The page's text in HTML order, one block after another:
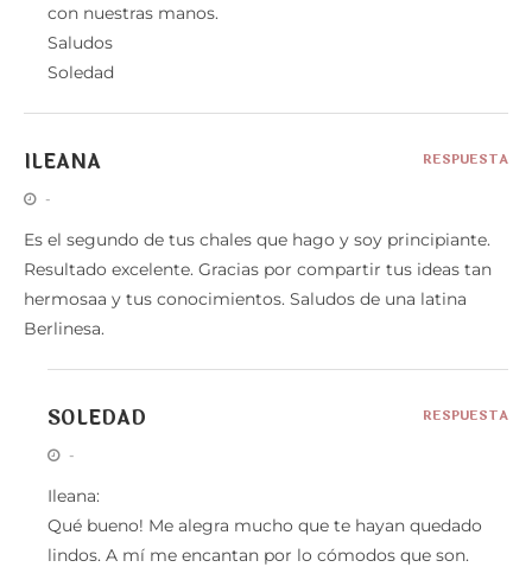
con nuestras manos.
Saludos
Soledad
ILEANA
-
Es el segundo de tus chales que hago y soy principiante.
Resultado excelente. Gracias por compartir tus ideas tan
hermosaa y tus conocimientos. Saludos de una latina
Berlinesa.
RESPUESTA
SOLEDAD
-
Ileana:
Qué bueno! Me alegra mucho que te hayan quedado
lindos. A mí me encantan por lo cómodos que son.
RESPUESTA